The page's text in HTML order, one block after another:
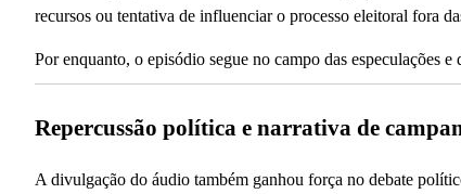
recursos ou tentativa de influenciar o processo eleitoral fora
Por enquanto, o episódio segue no campo das especulações
Repercussão política e narrativa de
A divulgação do áudio também ganhou força no debate